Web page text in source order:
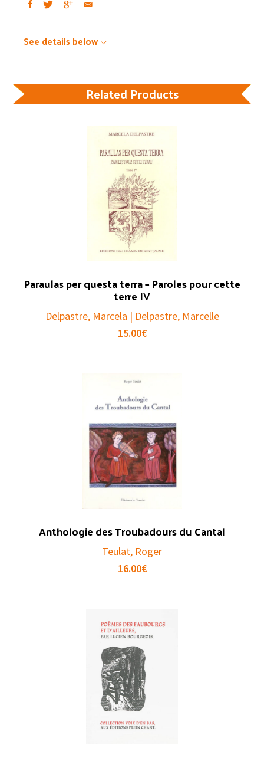
See details below
Related Products
Paraulas per questa terra – Paroles pour cette
terre IV
Delpastre, Marcela | Delpastre, Marcelle
15.00€
Anthologie des Troubadours du Cantal
Teulat, Roger
16.00€